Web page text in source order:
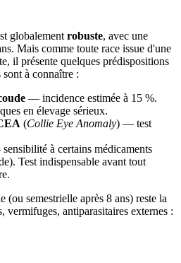
globalement robuste, avec une
Mais comme toute race issue d'une
il présente quelques prédispositions
à connaître :
— incidence estimée à 15 %.
en élevage sérieux.
(Collie Eye Anomaly) — test
à certains médicaments
Test indispensable avant tout
(ou semestrielle après 8 ans) reste la
vermifuges, antiparasitaires externes :